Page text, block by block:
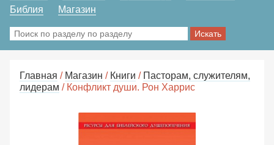
Библия
Магазин
Главная / Магазин / Книги / Пасторам, служителям,
лидерам / Конфликт души. Рон Харрис